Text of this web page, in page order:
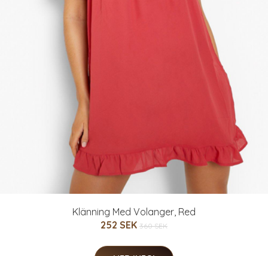
Klänning Med Volanger, Red
252 SEK 360 SEK